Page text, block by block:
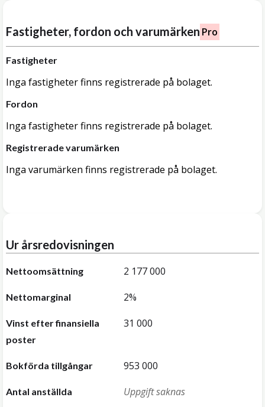
Fastigheter, fordon och varumärken Pro
Fastigheter
Inga fastigheter finns registrerade på bolaget.
Fordon
Inga fastigheter finns registrerade på bolaget.
Registrerade varumärken
Inga varumärken finns registrerade på bolaget.
Ur årsredovisningen
Nettoomsättning 2 177 000
Nettomarginal 2%
Vinst efter finansiella
poster
31 000
Bokförda tillgångar 953 000
Antal anställda Uppgift saknas